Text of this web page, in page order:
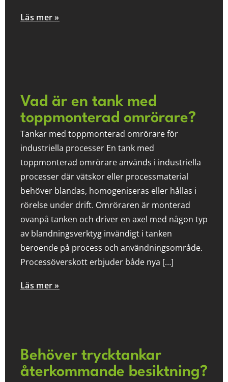
Läs mer »
Vad är en tank med
toppmonterad omrörare?
Tankar med toppmonterad omrörare för
industriella processer En tank med
toppmonterad omrörare används i industriella
processer där vätskor eller processmaterial
behöver blandas, homogeniseras eller hållas i
rörelse under drift. Omröraren är monterad
ovanpå tanken och driver en axel med någon typ
av blandningsverktyg invändigt i tanken
beroende på process och användningsområde.
Processöverskott erbjuder både nya […]
Läs mer »
Behöver trycktankar
återkommande besiktning?